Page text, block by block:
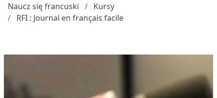
Naucz się francuski
Kursy
RFI : Journal en français facile